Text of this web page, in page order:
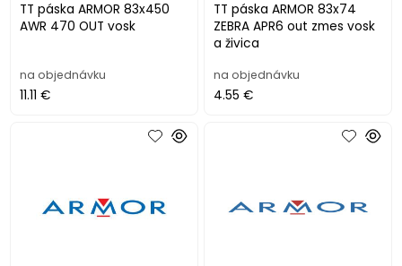
TT páska ARMOR 83x450
AWR 470 OUT vosk
na objednávku
11.11 €
TT páska ARMOR 83x74
ZEBRA APR6 out zmes vosk
a živica
na objednávku
4.55 €